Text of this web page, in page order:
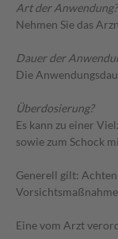
Art der Anwendung?
Nehmen Sie das
Dauer der
Die
Überdosierung?
Es kann zu einer
sowie zum Schock
Generell gilt:
Eine vom Arzt